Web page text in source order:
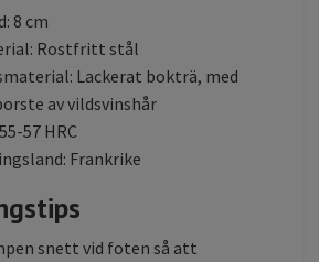
8 cm
Rostfritt stål
Lackerat bokträ, med
av vildsvinshår
57 HRC
Frankrike
snett vid foten så att